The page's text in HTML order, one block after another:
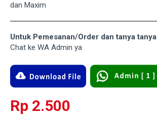
dan Maxim
Untuk Pemesanan/Order dan tanya tanya
Chat ke WA Admin ya
Rp 2.500